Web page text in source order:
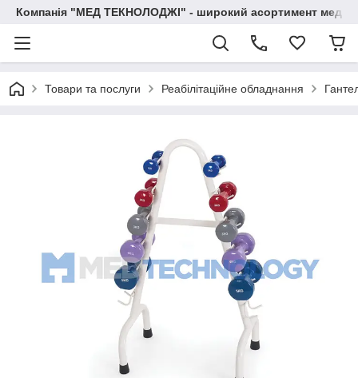
Компанія "МЕД ТЕКНОЛОДЖІ" - широкий асортимент
Товари та послуги Реабілітаційне обладнання